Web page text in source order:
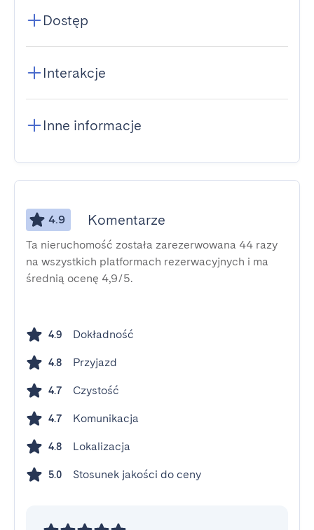
Dostęp
Interakcje
Inne informacje
4.9 Komentarze
Ta nieruchomość została zarezerwowana 44 razy
na wszystkich platformach rezerwacyjnych i ma
średnią ocenę 4,9/5.
4.9 Dokładność
4.8 Przyjazd
4.7 Czystość
4.7 Komunikacja
4.8 Lokalizacja
5.0 Stosunek jakości do ceny